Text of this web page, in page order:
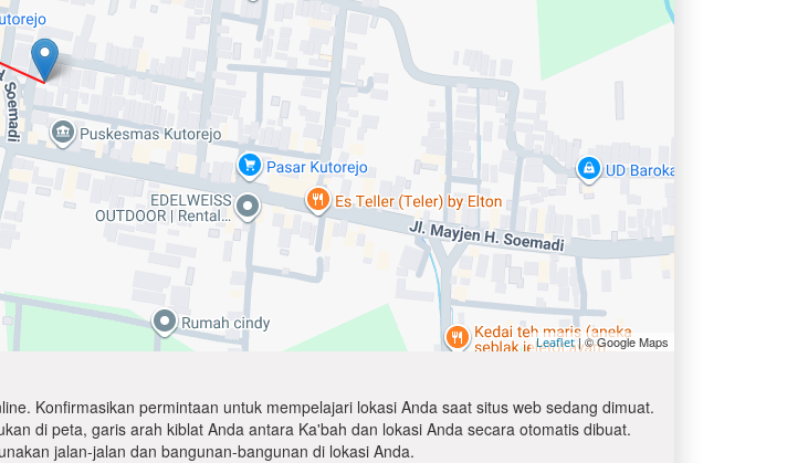
Leaflet| © Google Maps
Konfirmasikan permintaan untuk mempelajari lokasi Anda saat situs web sedang dimuat.
di peta, garis arah kiblat Anda antara Ka'bah dan lokasi Anda secara otomatis dibuat.
jalan-jalan dan bangunan-bangunan di lokasi Anda.